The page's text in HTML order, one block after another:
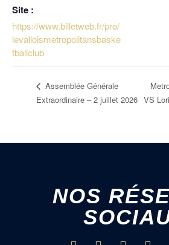
Site :
https://www.billetweb.fr/pro/
levalloismetropolitansbaske
tballclub
Assemblée Générale
Extraordinaire – 2 juillet 2026 VS
NOS